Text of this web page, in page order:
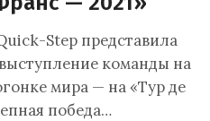
Step представила
команды на
мира — на «Тур де
победа…